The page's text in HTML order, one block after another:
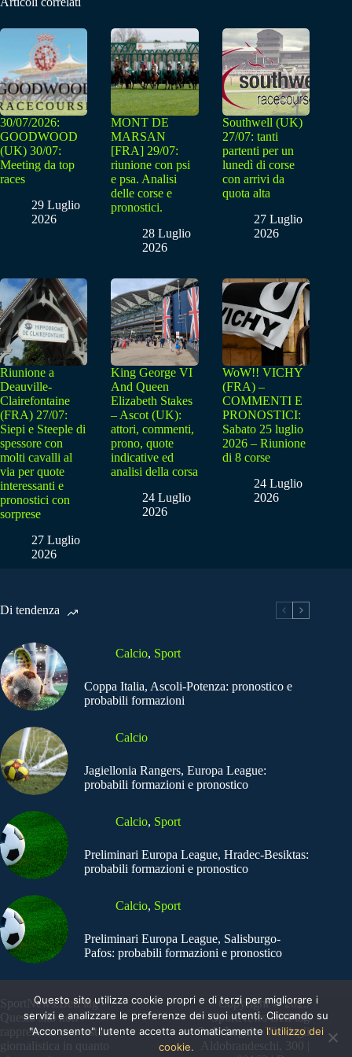
30/07/2026:
GOODWOOD
(UK) 30/07:
Meeting da top
races
29 Luglio
2026
MONT DE
MARSAN
[FRA] 29/07:
riunione con psi
e psa. Analisi
delle corse e
pronostici.
28 Luglio
2026
Southwell (UK)
27/07: tanti
partenti per un
lunedì di corse
con arrivi da
quota alta
27 Luglio
2026
Riunione a
Deauville-
Clairefontaine
(FRA) 27/07:
Siepi e Steeple di
spessore con
molti cavalli al
via per quote
interessanti e
pronostici con
sorprese
27 Luglio
2026
King George VI
And Queen
Elizabeth Stakes
– Ascot (UK):
attori, commenti,
prono, quote
indicative ed
analisi della corsa
24 Luglio
2026
WoW!! VICHY
(FRA) –
COMMENTI E
PRONOSTICI:
Sabato 25 luglio
2026 – Riunione
di 8 corse
24 Luglio
2026
Di tendenza
Calcio, Sport
Coppa Italia, Ascoli-Potenza: pronostico e
probabili formazioni
Calcio
Jagiellonia Rangers, Europa League:
probabili formazioni e pronostico
Calcio, Sport
Preliminari Europa League, Hradec-Besiktas:
probabili formazioni e pronostico
Calcio, Sport
Preliminari Europa League, Salisburgo-
Pafos: probabili formazioni e pronostico
SportNews.BetFlag -
Questo sito non
rappresenta una testata
giornalistica in quanto
Copyright © 2025
SportNews BetFlag
Sede Legale: Via degli
Aldobrandeschi, 300 |
Questo sito utilizza cookie propri e di terzi per migliorare i
servizi e analizzare le preferenze dei suoi utenti. Cliccando su
"Acconsento" l'utente accetta automaticamente l'utilizzo dei
cookie.